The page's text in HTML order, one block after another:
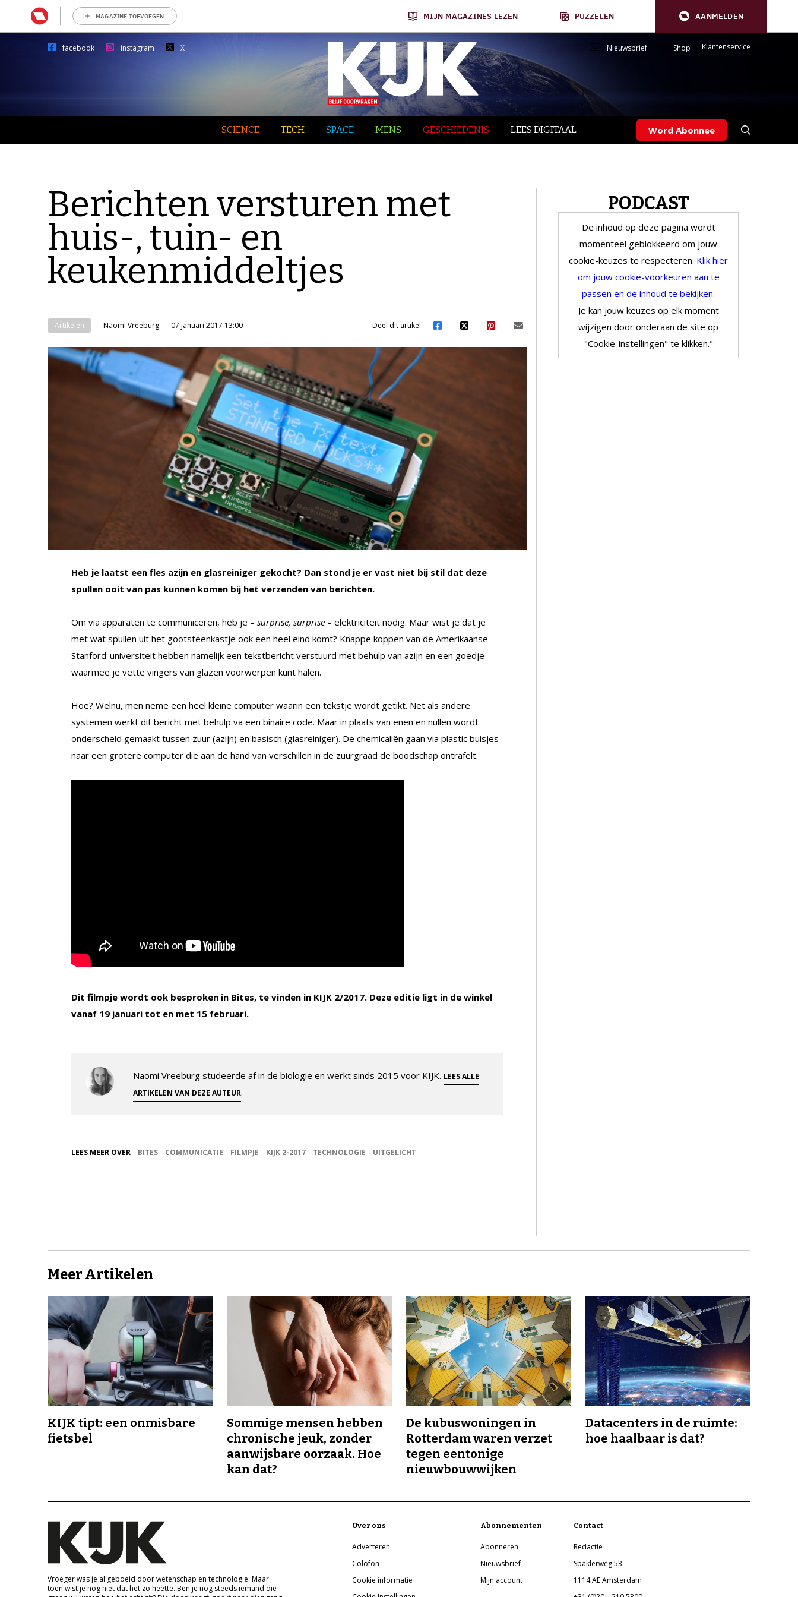
MAGAZINE TOEVOEGEN MIJN MAGAZINES LEZEN PUZZELEN AANMELDEN
facebook instagram X Nieuwsbrief Shop Klantenservice
SCIENCE TECH SPACE MENS GESCHIEDENIS LEES DIGITAAL Word Abonnee
Berichten versturen met
huis-, tuin- en
keukenmiddeltjes
Artikelen Naomi Vreeburg 07 januari 2017 13:00 Deel dit artikel:
Heb je laatst een fles azijn en glasreiniger gekocht? Dan stond je er vast niet bij stil dat deze
spullen ooit van pas kunnen komen bij het verzenden van berichten.
Om via apparaten te communiceren, heb je – surprise, surprise – elektriciteit nodig. Maar wist je dat je
met wat spullen uit het gootsteenkastje ook een heel eind komt? Knappe koppen van de Amerikaanse
Stanford-universiteit hebben namelijk een tekstbericht verstuurd met behulp van azijn en een goedje
waarmee je vette vingers van glazen voorwerpen kunt halen.
Hoe? Welnu, men neme een heel kleine computer waarin een tekstje wordt getikt. Net als andere
systemen werkt dit bericht met behulp va een binaire code. Maar in plaats van enen en nullen wordt
onderscheid gemaakt tussen zuur (azijn) en basisch (glasreiniger). De chemicaliën gaan via plastic buisjes
naar een grotere computer die aan de hand van verschillen in de zuurgraad de boodschap ontrafelt.
Dit filmpje wordt ook besproken in Bites, te vinden in KIJK 2/2017. Deze editie ligt in de winkel
vanaf 19 januari tot en met 15 februari.
Naomi Vreeburg studeerde af in de biologie en werkt sinds 2015 voor KIJK. LEES ALLE
ARTIKELEN VAN DEZE AUTEUR.
LEES MEER OVER BITES COMMUNICATIE FILMPJE KIJK 2-2017 TECHNOLOGIE UITGELICHT
PODCAST
De inhoud op deze pagina wordt
momenteel geblokkeerd om jouw
cookie-keuzes te respecteren. Klik hier
om jouw cookie-voorkeuren aan te
passen en de inhoud te bekijken.
Je kan jouw keuzes op elk moment
wijzigen door onderaan de site op
"Cookie-instellingen" te klikken."
Meer Artikelen
KIJK tipt: een onmisbare
fietsbel
Sommige mensen hebben
chronische jeuk, zonder
aanwijsbare oorzaak. Hoe
kan dat?
De kubuswoningen in
Rotterdam waren verzet
tegen eentonige
nieuwbouwwijken
Datacenters in de ruimte:
hoe haalbaar is dat?
Vroeger was je al geboeid door wetenschap en technologie. Maar
toen wist je nog niet dat het zo heette. Ben je nog steeds iemand die
Over ons
Adverteren
Colofon
Cookie informatie
Abonnementen
Abonneren
Nieuwsbrief
Mijn account
Contact
Redactie
Spaklerweg 53
1114 AE Amsterdam